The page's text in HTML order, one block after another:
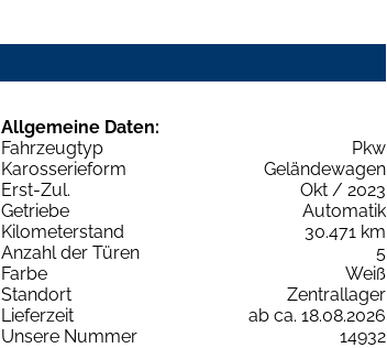
Allgemeine Daten:
Fahrzeugtyp
Pkw
Karosserieform
Geländewagen
Erst-Zul.
Okt / 2023
Getriebe
Automatik
Kilometerstand
30.471 km
Anzahl der Türen
5
Farbe
Weiß
Standort
Zentrallager
Lieferzeit
ab ca. 18.08.2026
Unsere Nummer
14932